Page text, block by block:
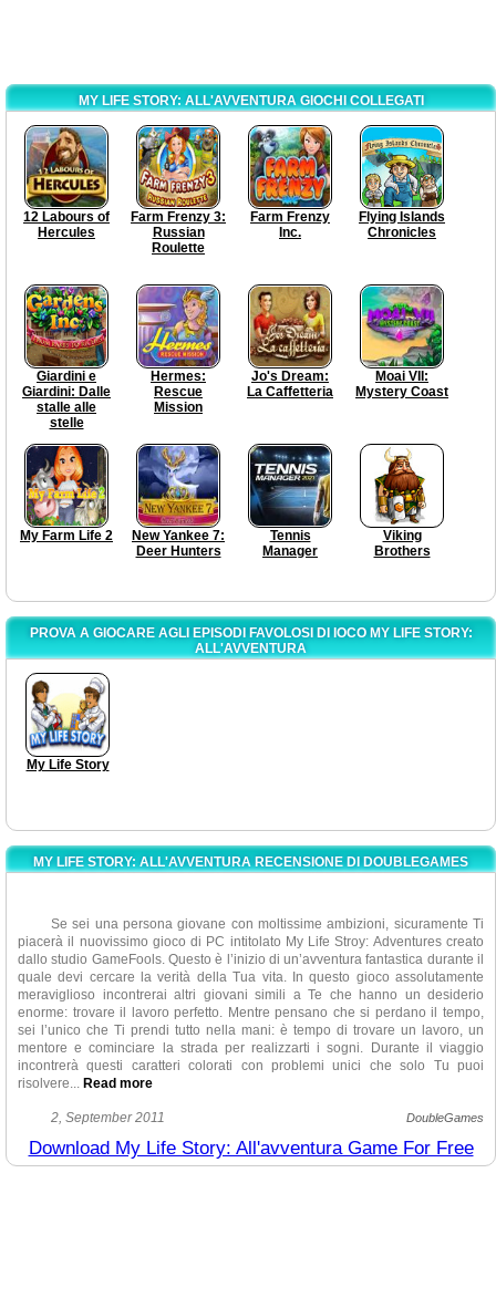
MY LIFE STORY: ALL'AVVENTURA GIOCHI COLLEGATI
12 Labours of
Hercules
Farm Frenzy 3:
Russian
Roulette
Farm Frenzy
Inc.
Flying Islands
Chronicles
Giardini e
Giardini: Dalle
stalle alle
stelle
Hermes:
Rescue
Mission
Jo's Dream:
La Caffetteria
Moai VII:
Mystery Coast
My Farm Life 2
New Yankee 7:
Deer Hunters
Tennis
Manager
Viking
Brothers
PROVA A GIOCARE AGLI EPISODI FAVOLOSI DI IOCO MY LIFE STORY:
ALL'AVVENTURA
My Life Story
MY LIFE STORY: ALL'AVVENTURA RECENSIONE DI DOUBLEGAMES
Se sei una persona giovane con moltissime ambizioni, sicuramente Ti
piacerà il nuovissimo gioco di PC intitolato My Life Stroy: Adventures creato
dallo studio GameFools. Questo è l’inizio di un’avventura fantastica durante il
quale devi cercare la verità della Tua vita. In questo gioco assolutamente
meraviglioso incontrerai altri giovani simili a Te che hanno un desiderio
enorme: trovare il lavoro perfetto. Mentre pensano che si perdano il tempo,
sei l’unico che Ti prendi tutto nella mani: è tempo di trovare un lavoro, un
mentore e cominciare la strada per realizzarti i sogni. Durante il viaggio
incontrerà questi caratteri colorati con problemi unici che solo Tu puoi
risolvere.
Read more
La grafica veramente bella e mozzafiata, la musica dolcissima, le
creare un po’ più luoghi da visitare che sicuramente renderebbe il gioco
molto più interessante. Ma sinceramente forse non Ti piacerà il gioco. Questo
2, September 2011 DoubleGames
Download My Life Story: All'avventura Game For Free